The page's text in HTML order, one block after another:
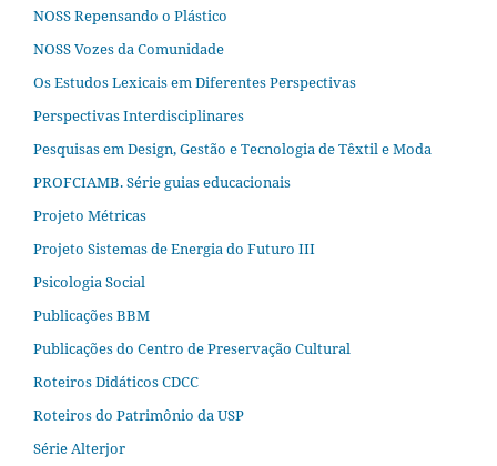
NOSS Repensando o Plástico
NOSS Vozes da Comunidade
Os Estudos Lexicais em Diferentes Perspectivas
Perspectivas Interdisciplinares
Pesquisas em Design, Gestão e Tecnologia de Têxtil e Moda
PROFCIAMB. Série guias educacionais
Projeto Métricas
Projeto Sistemas de Energia do Futuro III
Psicologia Social
Publicações BBM
Publicações do Centro de Preservação Cultural
Roteiros Didáticos CDCC
Roteiros do Patrimônio da USP
Série Alterjor